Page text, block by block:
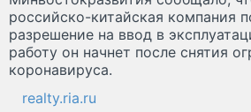
российско-китайская компания
разрешение на ввод в
работу он начнет после снятия
коронавируса.
realty.ria.ru